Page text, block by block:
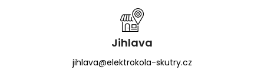
Jihlava
jihlava@elektrokola-skutry.cz